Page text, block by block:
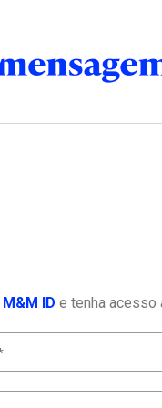
M&M ID e tenha